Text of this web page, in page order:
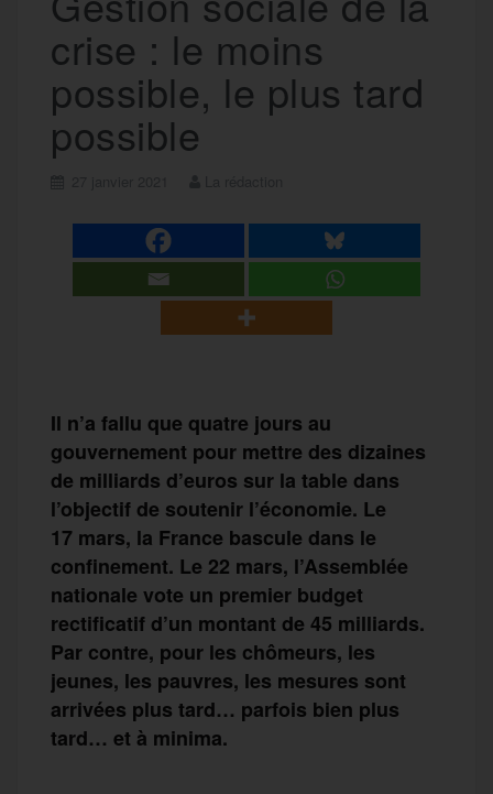
crise : le moins
possible, le plus tard
possible
Il n’a fallu que quatre jours au
gouvernement pour mettre des dizaines
de milliards d’euros sur la table dans
l’objectif de soutenir l’économie. Le
17 mars, la France bascule dans le
confinement. Le 22 mars, l’Assemblée
nationale vote un premier budget
rectificatif d’un montant de 45 milliards.
Par contre, pour les chômeurs, les
jeunes, les pauvres, les mesures sont
arrivées plus tard… parfois bien plus
tard… et à minima.